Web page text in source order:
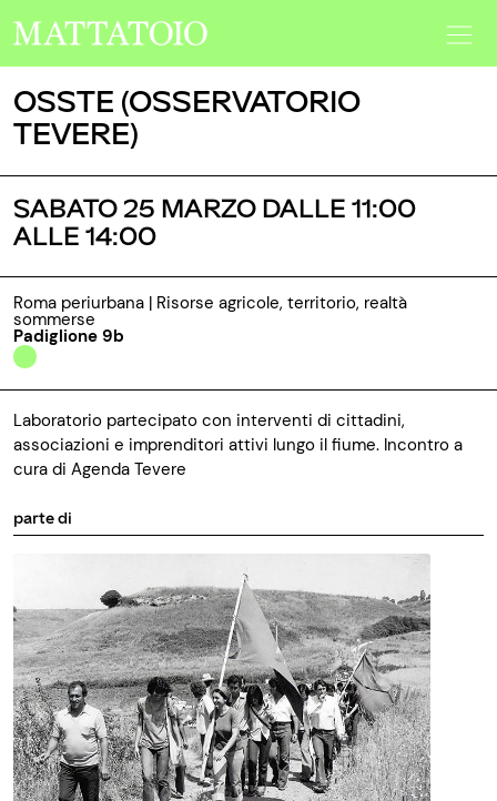
OSSTE (OSSERVATORIO
TEVERE)
SABATO 25 MARZO DALLE 11:00
ALLE 14:00
Roma periurbana | Risorse agricole, territorio, realtà
sommerse
Padiglione 9b
Laboratorio partecipato con interventi di cittadini,
associazioni e imprenditori attivi lungo il fiume. Incontro a
cura di Agenda Tevere
parte di